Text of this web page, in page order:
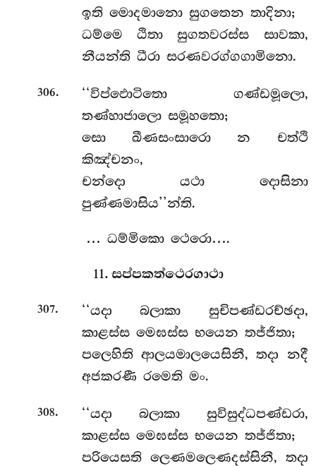
ඉති මොදමානො සුගතෙන තාදිනා;
ධම්මෙ ඨිතා සුගතවරස්ස සාවකා,
නීයන්ති ධීරා සරණවරග්ගගාමිනො.
306. ‘‘විප්ඵොටිතො ගණ්ඩමූලො,
තණ්හාජාලො සමූහතො;
සො ඛීණසංසාරො න චත්ථි
කිඤ්චනං,
චන්දො යථා දොසිනා
පුණ්ණමාසිය’’න්ති.
… ධම්මිකො ථෙරො….
11. සප්පකත්ථෙරගාථා
307.
‘‘යදා බලාකා සුචිපණ්ඩරච්ඡදා,
කාළස්ස මෙඝස්ස භයෙන තජ්ජිතා;
පලෙහිති ආලයමාලයෙසිනී, තදා නදී
අජකරණී රමෙති මං.
308. ‘‘යදා බලාකා සුවිසුද්ධපණ්ඩරා,
කාළස්ස මෙඝස්ස භයෙන තජ්ජිතා;
පරියෙසති ලෙණමලෙණදස්සිනී, තදා